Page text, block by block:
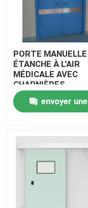
Produits
Au sujet de nous
PORTE MANUELLE
ÉTANCHE À L'AIR
MÉDICALE AVEC
CHARNIÈRES
envoyer une